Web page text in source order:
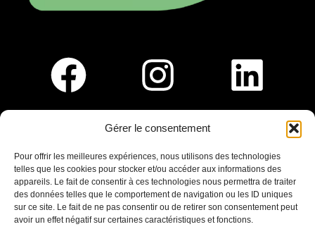
Gérer le consentement
Pour offrir les meilleures expériences, nous utilisons des technologies
telles que les cookies pour stocker et/ou accéder aux informations des
appareils. Le fait de consentir à ces technologies nous permettra de traiter
des données telles que le comportement de navigation ou les ID uniques
sur ce site. Le fait de ne pas consentir ou de retirer son consentement peut
avoir un effet négatif sur certaines caractéristiques et fonctions.
Saint-Germain-En-Laye
Ligne R2-Nord
Tramway T13
20mins à pied du RER A